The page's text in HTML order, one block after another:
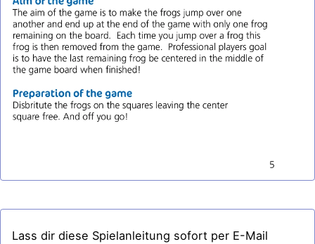
Lass dir diese Spielanleitung sofort per E-Mail